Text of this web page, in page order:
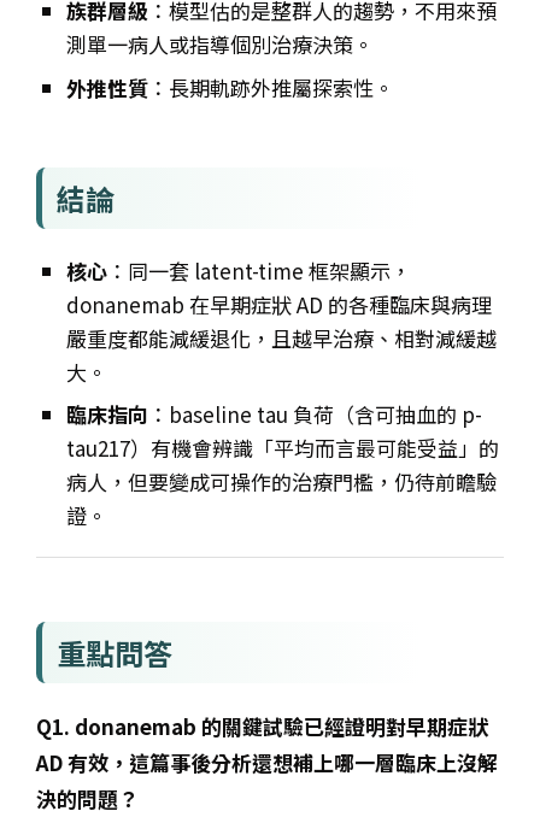
族群層級 ：模型估的是整群人的趨勢，不用來預
測單一病人或指導個別治療決策。
外推性質 ：長期軌跡外推屬探索性。
結論
核心 ：同一套 latent-time 框架顯示，
donanemab 在早期症狀 AD 的各種臨床與病理
嚴重度都能減緩退化，且越早治療、相對減緩越
大。
臨床指向 ：baseline tau 負荷（含可抽血的 p-
tau217）有機會辨識「平均而言最可能受益」的
病人，但要變成可操作的治療門檻，仍待前瞻驗
證。
重點問答
Q1. donanemab 的關鍵試驗已經證明對早期症狀
AD 有效，這篇事後分析還想補上哪一層臨床上沒解
決的問題？